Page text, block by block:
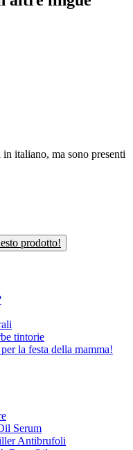
italiano, ma sono presenti
prodotto!
tintorie
la festa della mamma!
Serum
Antibrufoli